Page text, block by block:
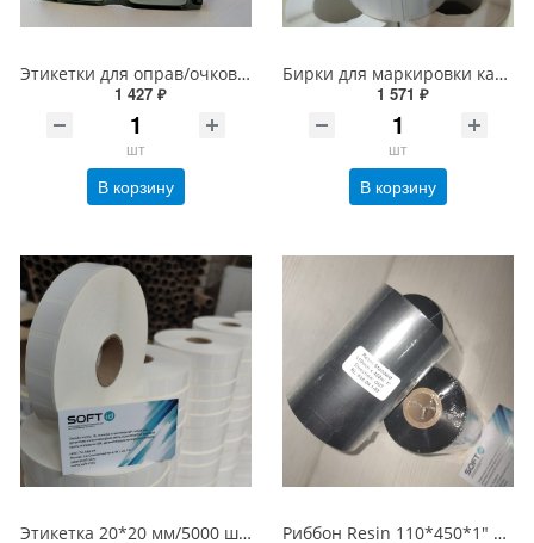
Этикетки для оправ/очков PP белый (маркировка очков) 30*16 мм с хвостиком, 2000 шт/втулка 40 мм
1 427 ₽
шт
В корзину
Бирки для маркировки кабеля, проводов, очков, ювелирки PP белый 30*16 мм с увелич. хвостиком 45мм, 2000 шт/втулка 40 мм
1 571 ₽
шт
В корзину
Этикетка 20*20 мм/5000 шт Честный знак, втулка 40/76 мм, PP Полипропиленовая Белая Глянцевая (20х20 этикетка)
Риббон Resin 110*450*1" Standart OUT Черный